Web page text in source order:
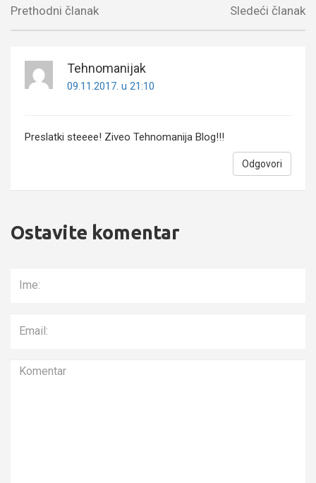
Sledeći članak
Prethodni članak
Tehnomanijak
09.11.2017. u 21:10
Preslatki steeee! Ziveo Tehnomanija Blog!!!
Odgovori
Ostavite komentar